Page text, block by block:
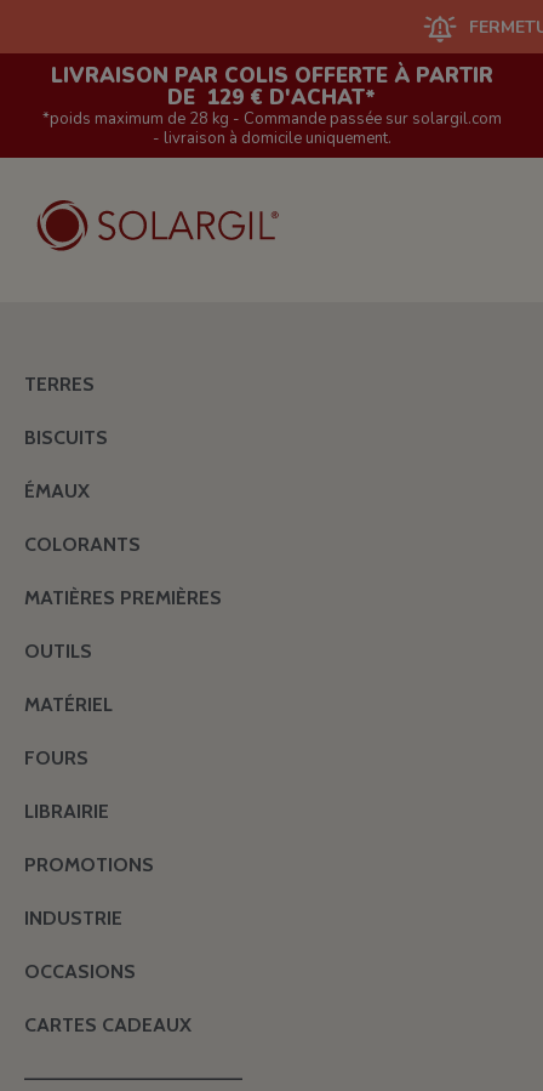
FERMETURE
LIVRAISON PAR COLIS OFFERTE À PARTIR
DE 129 € D'ACHAT*
*poids maximum de 28 kg - Commande passée sur solargil.com
- livraison à domicile uniquement.
TERRES
BISCUITS
ÉMAUX
COLORANTS
MATIÈRES PREMIÈRES
OUTILS
MATÉRIEL
FOURS
LIBRAIRIE
PROMOTIONS
INDUSTRIE
OCCASIONS
CARTES CADEAUX
———————————————